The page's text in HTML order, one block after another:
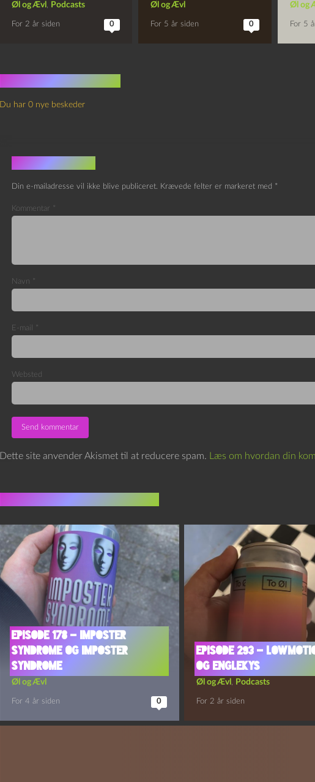
Øl og Ævl , Podcasts
For 2 år siden 0
Øl og Ævl
For 5 år siden 0
Øl og
For 5
Du har 0 nye beskeder
Skriv et svar
Din e-mailadresse vil ikke blive publiceret. Krævede felter er markeret med *
Kommentar *
Navn *
E-mail *
Websted
Dette site anvender Akismet til at reducere spam. Læs om hvordan din
Episode 178 – Imposter
Syndrome og Imposter
Syndrome
Øl og Ævl
For 4 år siden 0
Episode 293 –
og Englekys
Øl og Ævl , Podcasts
For 2 år siden